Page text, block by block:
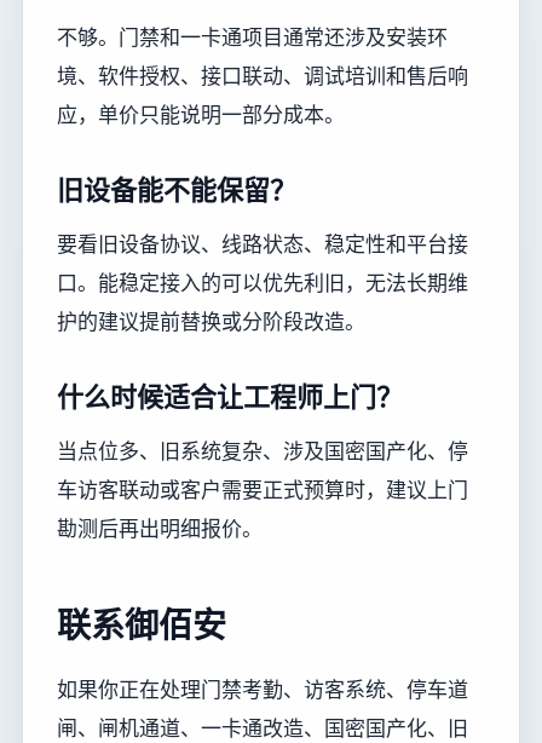
不够。门禁和一卡通项目通常还涉及安装环
境、软件授权、接口联动、调试培训和售后响
应，单价只能说明一部分成本。
旧设备能不能保留？
要看旧设备协议、线路状态、稳定性和平台接
口。能稳定接入的可以优先利旧，无法长期维
护的建议提前替换或分阶段改造。
什么时候适合让工程师上门？
当点位多、旧系统复杂、涉及国密国产化、停
车访客联动或客户需要正式预算时，建议上门
勘测后再出明细报价。
联系御佰安
如果你正在处理门禁考勤、访客系统、停车道
闸、闸机通道、一卡通改造、国密国产化、旧